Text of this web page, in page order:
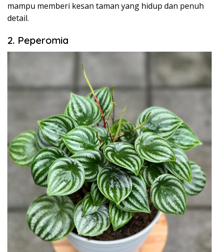
mampu memberi kesan taman yang hidup dan penuh
detail.
2. Peperomia